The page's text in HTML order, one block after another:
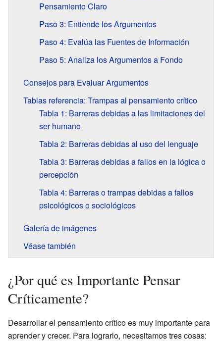
Pensamiento Claro
Paso 3: Entiende los Argumentos
Paso 4: Evalúa las Fuentes de Información
Paso 5: Analiza los Argumentos a Fondo
Consejos para Evaluar Argumentos
Tablas referencia: Trampas al pensamiento crítico
Tabla 1: Barreras debidas a las limitaciones del
ser humano
Tabla 2: Barreras debidas al uso del lenguaje
Tabla 3: Barreras debidas a fallos en la lógica o
percepción
Tabla 4: Barreras o trampas debidas a fallos
psicológicos o sociológicos
Galería de imágenes
Véase también
¿Por qué es Importante Pensar
Críticamente?
Desarrollar el pensamiento crítico es muy importante para
aprender y crecer. Para lograrlo, necesitamos tres cosas: